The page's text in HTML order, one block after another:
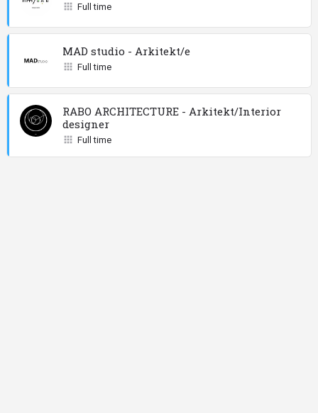
Full time
MAD studio - Arkitekt/e
Full time
RABO ARCHITECTURE - Arkitekt/Interior
designer
Full time